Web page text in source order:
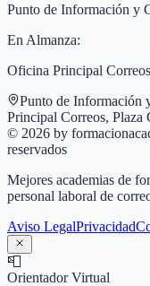
Punto de Información y
En Almanza:
Oficina Principal
Punto de Información
Principal Correos, Plaza
© 2026 by
reservados
Mejores academias de
personal laboral de
Aviso LegalPrivacidad
📮
Orientador Virtual